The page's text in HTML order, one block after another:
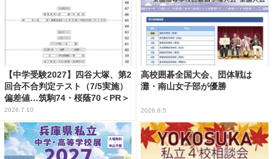
【中学受験2027】四谷大塚、第2
回合不合判定テスト（7/5実施）
偏差値…筑駒74・桜蔭70＜PR＞
2026.7.10
高校囲碁全国大会、団体戦は
灘・南山女子部が優勝
2026.8.5